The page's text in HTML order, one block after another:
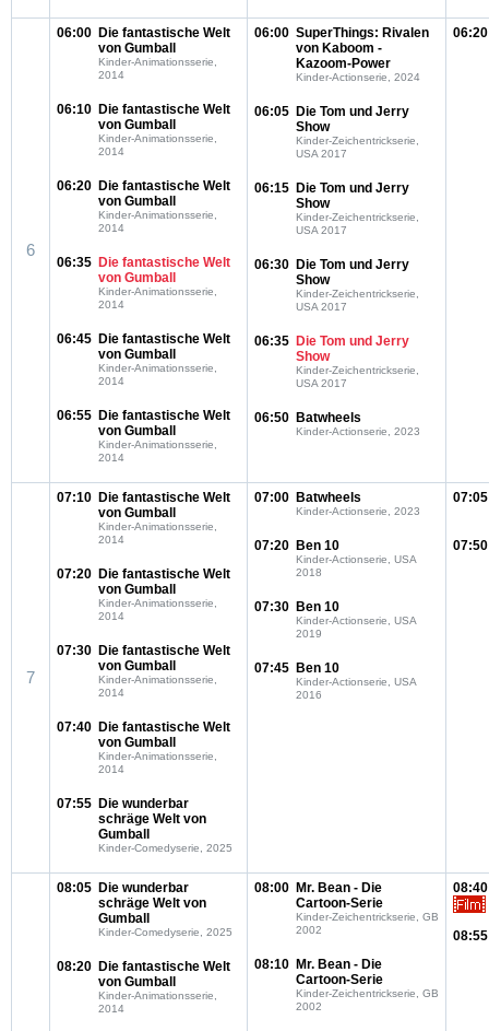
6
06:00 Die fantastische Welt
von Gumball
Kinder-Animationsserie,
2014
06:10 Die fantastische Welt
von Gumball
Kinder-Animationsserie,
2014
06:20 Die fantastische Welt
von Gumball
Kinder-Animationsserie,
2014
06:35 Die fantastische Welt
von Gumball
Kinder-Animationsserie,
2014
06:45 Die fantastische Welt
von Gumball
Kinder-Animationsserie,
2014
06:55 Die fantastische Welt
von Gumball
Kinder-Animationsserie,
2014
06:00 SuperThings: Rivalen
von Kaboom -
Kazoom-Power
Kinder-Actionserie, 2024
06:05 Die Tom und Jerry
Show
Kinder-Zeichentrickserie,
USA 2017
06:15 Die Tom und Jerry
Show
Kinder-Zeichentrickserie,
USA 2017
06:30 Die Tom und Jerry
Show
Kinder-Zeichentrickserie,
USA 2017
06:35 Die Tom und Jerry
Show
Kinder-Zeichentrickserie,
USA 2017
06:50 Batwheels
Kinder-Actionserie, 2023
06:20
7
07:10 Die fantastische Welt
von Gumball
Kinder-Animationsserie,
2014
07:20 Die fantastische Welt
von Gumball
Kinder-Animationsserie,
2014
07:30 Die fantastische Welt
von Gumball
Kinder-Animationsserie,
2014
07:40 Die fantastische Welt
von Gumball
Kinder-Animationsserie,
2014
07:55 Die wunderbar
schräge Welt von
Gumball
Kinder-Comedyserie, 2025
07:00 Batwheels
Kinder-Actionserie, 2023
07:20 Ben 10
Kinder-Actionserie, USA
2018
07:30 Ben 10
Kinder-Actionserie, USA
2019
07:45 Ben 10
Kinder-Actionserie, USA
2016
07:05
07:50
08:05 Die wunderbar
schräge Welt von
Gumball
Kinder-Comedyserie, 2025
08:20 Die fantastische Welt
von Gumball
Kinder-Animationsserie,
2014
08:00 Mr. Bean - Die
Cartoon-Serie
Kinder-Zeichentrickserie, GB
2002
08:10 Mr. Bean - Die
Cartoon-Serie
Kinder-Zeichentrickserie, GB
2002
08:40
08:55